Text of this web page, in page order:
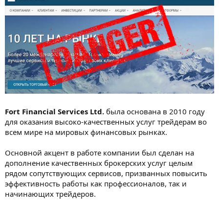
Fort Financial Services Ltd. была основана в 2010 году
для оказания высоко-качественных услуг трейдерам во
всем мире на мировых финансовых рынках.
Основной акцент в работе компании был сделан на
дополнение качественных брокерских услуг целым
рядом сопутствующих сервисов, призванных повысить
эффективность работы как профессионалов, так и
начинающих трейдеров.